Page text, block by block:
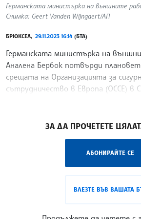
Германската министърка на външните
Снимка: Geert Vanden Wijngaert/АП
БРЮКСЕЛ, 29.11.2023 16:14 (БТА)
Германската министърка на
Аналена Бербок потвърди
срещата на Организацията за
сътрудничество в Европа (ОССЕ) в
ЗА ДА ПРОЧЕТЕТЕ
АБОНИРАЙТЕ СЕ
ВЛЕЗТЕ ВЪВ ВАШАТА